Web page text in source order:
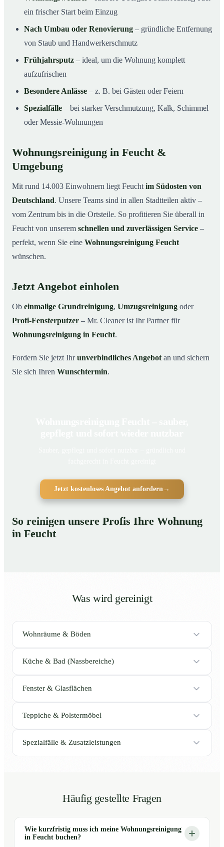
ein frischer Start beim Einzug
Nach Umbau oder Renovierung – gründliche Entfernung
von Staub und Handwerkerschmutz
Frühjahrsputz – ideal, um die Wohnung komplett
aufzufrischen
Besondere Anlässe – z. B. bei Gästen oder Feiern
Spezialfälle – bei starker Verschmutzung, Kalk, Schimmel
oder Messie-Wohnungen
Wohnungsreinigung in Feucht &
Umgebung
Mit rund 14.003 Einwohnern liegt Feucht im Südosten von
Deutschland. Unsere Teams sind in allen Stadtteilen aktiv –
vom Zentrum bis in die Ortsteile. So profitieren Sie überall in
Feucht von unserem schnellen und zuverlässigen Service –
perfekt, wenn Sie eine Wohnungsreinigung Feucht
wünschen.
Jetzt Angebot einholen
Ob einmalige Grundreinigung, Umzugsreinigung oder
Profi-Fensterputzer – Mr. Cleaner ist Ihr Partner für
Wohnungsreinigung in Feucht.
Fordern Sie jetzt Ihrunverbindliches Angebot an und sichern
Sie sich Ihren Wunschtermin.
Jetzt kostenloses Angebot anfordern →
So reinigen unsere Profis Ihre Wohnung
in Feucht
Was wird gereinigt
Wohnräume & Böden
Küche & Bad (Nassbereiche)
Fenster & Glasflächen
Teppiche & Polstermöbel
Spezialfälle & Zusatzleistungen
Häufig gestellte Fragen
Wie kurzfristig muss ich meine Wohnungsreinigung
in Feucht buchen?